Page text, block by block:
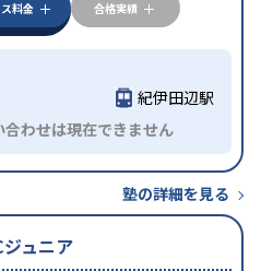
料金 合格実績
紀伊田辺駅
わせは現在できません
塾の詳細を見る
ジュニア